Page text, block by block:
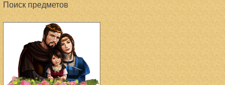
Поиск предметов